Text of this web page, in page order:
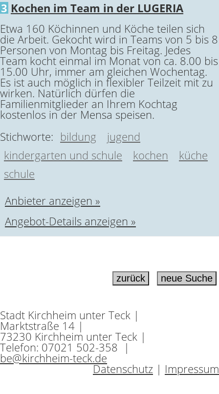
3 Kochen im Team in der LUGERIA
Etwa 160 Köchinnen und Köche teilen sich
die Arbeit. Gekocht wird in Teams von 5 bis 8
Personen von Montag bis Freitag. Jedes
Team kocht einmal im Monat von ca. 8.00 bis
15.00 Uhr, immer am gleichen Wochentag.
Es ist auch möglich in flexibler Teilzeit mit zu
wirken. Natürlich dürfen die
Familienmitglieder an Ihrem Kochtag
kostenlos in der Mensa speisen.
Stichworte: bildung
jugend
kindergarten und schule
kochen
küche
schule
Anbieter anzeigen »
Angebot-Details anzeigen »
Stadt Kirchheim unter Teck |
Marktstraße 14 |
73230 Kirchheim unter Teck |
Telefon: 07021 502-358 |
be@kirchheim-teck.de
Impressum
Datenschutz |